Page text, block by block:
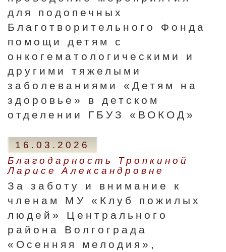
для подопечных
Благотворительного Фонда
помощи детям с
онкогематологическими и
другими тяжелыми
заболеваниями «Детям на
здоровье» в детском
отделении ГБУЗ «ВОКОД»
16.03.2026
Благодарность Тропкиной
Ларисе Александровне
За заботу и внимание к
членам МУ «Клуб пожилых
людей» Центрального
района Волгограда
«Осенняя мелодия»,